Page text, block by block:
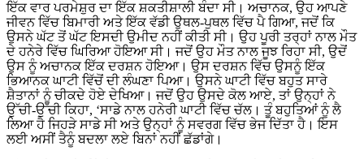
ਇੱਕ ਵਾਰ ਪਰਮੇਸ਼ੁਰ ਦਾ ਇੱਕ ਸ਼ਕਤੀਸ਼ਾਲੀ ਬੰਦਾ ਸੀ। ਅਚਾਨਕ, ਉਹ ਆਪਣੇ
ਜੀਵਨ ਵਿੱਚ ਬਿਮਾਰੀ ਅਤੇ ਇੱਕ ਵੱਡੀ ਉਥਲ-ਪੁਥਲ ਵਿੱਚ ਪੈ ਗਿਆ, ਜਦੋਂ ਕਿ
ਉਸਨੇ ਘੱਟ ਤੋਂ ਘੱਟ ਇਸਦੀ ਉਮੀਦ ਨਹੀਂ ਕੀਤੀ ਸੀ। ਉਹ ਪੂਰੀ ਤਰ੍ਹਾਂ ਨਾਲ ਮੌਤ
ਦੇ ਹਨੇਰੇ ਵਿੱਚ ਘਿਰਿਆ ਹੋਇਆ ਸੀ। ਜਦੋਂ ਉਹ ਮੌਤ ਨਾਲ ਜੂਝ ਰਿਹਾ ਸੀ, ਉਦੋਂ
ਉਸ ਨੂੰ ਅਚਾਨਕ ਇੱਕ ਦਰਸ਼ਨ ਹੋਇਆ। ਉਸ ਦਰਸ਼ਨ ਵਿੱਚ ਉਸਨੂੰ ਇੱਕ
ਭਿਆਨਕ ਘਾਟੀ ਵਿੱਚੋਂ ਦੀ ਲੰਘਣਾ ਪਿਆ। ਉਸਨੇ ਘਾਟੀ ਵਿੱਚ ਬਹੁਤ ਸਾਰੇ
ਸ਼ੈਤਾਨਾਂ ਨੂੰ ਚੀਕਦੇ ਹੋਏ ਦੇਖਿਆ। ਜਦੋਂ ਉਹ ਉਸਦੇ ਕੋਲ ਆਏ, ਤਾਂ ਉਨ੍ਹਾਂ ਨੇ
ਉੱਚੀ-ਉੱਚੀ ਕਿਹਾ, ‘ਸਾਡੇ ਨਾਲ ਹਨੇਰੀ ਘਾਟੀ ਵਿੱਚ ਚੱਲ। ਤੂੰ ਬਹੁਤਿਆਂ ਨੂੰ ਲੈ
ਲਿਆ ਹੈ ਜਿਹੜੇ ਸਾਡੇ ਸੀ ਅਤੇ ਉਨ੍ਹਾਂ ਨੂੰ ਸਵਰਗ ਵਿੱਚ ਭੇਜ ਦਿੱਤਾ ਹੈ। ਇਸ
ਲਈ ਅਸੀਂ ਤੈਨੂੰ ਬਦਲਾ ਲਏ ਬਿਨਾਂ ਨਹੀਂ ਛੱਡਾਂਗੇ।